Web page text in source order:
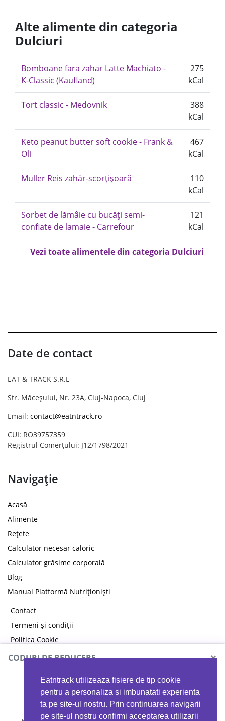
Eatntrack utilizeaza fisiere de tip cookie
pentru a personaliza si imbunatati experienta
ta pe site-ul nostru. Prin continuarea navigarii
pe site-ul nostru confirmi acceptarea utilizarii
Alte alimente din categoria
Dulciuri
Bomboane fara zahar Latte Machiato -
K-Classic (Kaufland)
275
kCal
Tort classic - Medovnik
388
kCal
Keto peanut butter soft cookie - Frank &
Oli
467
kCal
Muller Reis zahăr-scorțișoară
110
kCal
Sorbet de lămâie cu bucăți semi-
confiate de lamaie - Carrefour
121
kCal
Vezi toate alimentele din categoria Dulciuri
Date de contact
EAT & TRACK S.R.L
Str. Măceșului, Nr. 23A, Cluj-Napoca, Cluj
Email: contact@eatntrack.ro
CUI: RO39757359
Registrul Comerțului: J12/1798/2021
Navigație
Acasă
Alimente
Rețete
Calculator necesar caloric
Calculator grăsime corporală
Blog
Manual Platformă Nutriționiști
Contact
Termeni și condiții
Politica Cookie
Politica de confidențialitate
CODURI DE REDUCERE ×
MYPROTEIN